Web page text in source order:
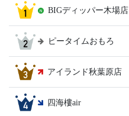
BIGディッパー木場店
ピータイムおもろ
アイランド秋葉原店
四海樓air